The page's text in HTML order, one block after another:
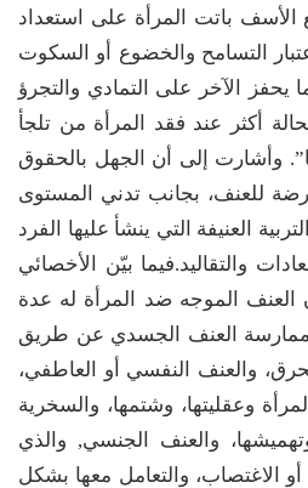
الأسف باتت المرأة على استعداد
التسامح والخضوع أو السكوت
الآخر على التمادي والتجرؤ
أكثر عند فقد المرأة من تلجأ
وأشارت إلى أن الجهل بالحقوق
للعنف، بجانب تدني المستوى
العنيفة التي ينشأ عليها الفرد
والتقاليد.فيما بيّن الأخصائي
الموجه ضد المرأة له عدة
ممارسة العنف الجسدي عن طريق
والعنف النفسي أو العاطفي،
وعقليتها، وشتمها، والسخرية
والعنف الجنسي, والذي
الاغتصاب، والتعامل معها بشكل